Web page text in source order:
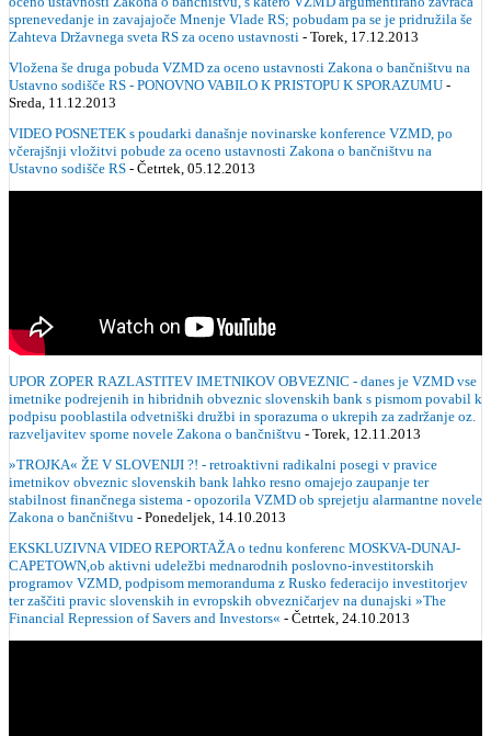
sprenevedanje in zavajajoče Mnenje Vlade RS; pobudam pa se je pridružila še
Zahteva Državnega sveta RS za oceno ustavnosti - Torek, 17.12.2013
Vložena še druga pobuda VZMD za oceno ustavnosti Zakona o bančništvu na
Ustavno sodišče RS - PONOVNO VABILO K PRISTOPU K SPORAZUMU -
Sreda, 11.12.2013
VIDEO POSNETEK s poudarki današnje novinarske konference VZMD, po
včerajšnji vložitvi pobude za oceno ustavnosti Zakona o bančništvu na
Ustavno sodišče RS - Četrtek, 05.12.2013
UPOR ZOPER RAZLASTITEV IMETNIKOV OBVEZNIC - danes je VZMD vse
imetnike podrejenih in hibridnih obveznic slovenskih bank s pismom povabil k
podpisu pooblastila odvetniški družbi in sporazuma o ukrepih za zadržanje oz.
razveljavitev sporne novele Zakona o bančništvu - Torek, 12.11.2013
»TROJKA« ŽE V SLOVENIJI ?! - retroaktivni radikalni posegi v pravice
imetnikov obveznic slovenskih bank lahko resno omajejo zaupanje ter
stabilnost finančnega sistema - opozorila VZMD ob sprejetju alarmantne novele
Zakona o bančništvu - Ponedeljek, 14.10.2013
EKSKLUZIVNA VIDEO REPORTAŽA o tednu konferenc MOSKVA-DUNAJ-
CAPETOWN,ob aktivni udeležbi mednarodnih poslovno-investitorskih
programov VZMD, podpisom memoranduma z Rusko federacijo investitorjev
ter zaščiti pravic slovenskih in evropskih obvezničarjev na dunajski »The
Financial Repression of Savers and Investors« - Četrtek, 24.10.2013